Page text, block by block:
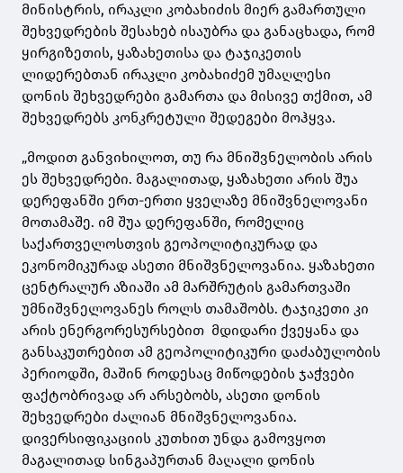
მინისტრის, ირაკლი კობახიძის მიერ გამართული
შეხვედრების შესახებ ისაუბრა და განაცხადა, რომ
ყირგიზეთის, ყაზახეთისა და ტაჯიკეთის
ლიდერებთან ირაკლი კობახიძემ უმაღლესი
დონის შეხვედრები გამართა და მისივე თქმით, ამ
შეხვედრებს კონკრეტული შედეგები მოჰყვა.
„მოდით განვიხილოთ, თუ რა მნიშვნელობის არის
ეს შეხვედრები. მაგალითად, ყაზახეთი არის შუა
დერეფანში ერთ-ერთი ყველაზე მნიშვნელოვანი
მოთამაშე. იმ შუა დერეფანში, რომელიც
საქართველოსთვის გეოპოლიტიკურად და
ეკონომიკურად ასეთი მნიშვნელოვანია. ყაზახეთი
ცენტრალურ აზიაში ამ მარშრუტის გამართვაში
უმნიშვნელოვანეს როლს თამაშობს. ტაჯიკეთი კი
არის ენერგორესურსებით მდიდარი ქვეყანა და
განსაკუთრებით ამ გეოპოლიტიკური დაძაბულობის
პერიოდში, მაშინ როდესაც მიწოდების ჯაჭვები
ფაქტობრივად არ არსებობს, ასეთი დონის
შეხვედრები ძალიან მნიშვნელოვანია.
დივერსიფიკაციის კუთხით უნდა გამოვყოთ
მაგალითად სინგაპურთან მაღალი დონის